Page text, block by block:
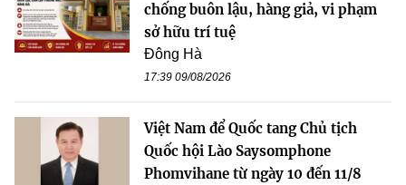
chống buôn lậu, hàng giả, vi phạm
sở hữu trí tuệ
Đông Hà
17:39 09/08/2026
Việt Nam để Quốc tang Chủ tịch
Quốc hội Lào Saysomphone
Phomvihane từ ngày 10 đến 11/8